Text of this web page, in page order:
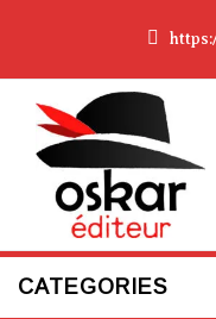
CATEGORIES